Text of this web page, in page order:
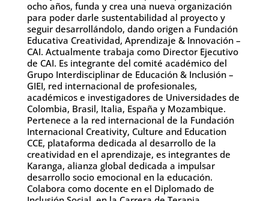
ocho años, funda y crea una nueva organización
para poder darle sustentabilidad al proyecto y
seguir desarrollándolo, dando origen a Fundación
Educativa Creatividad, Aprendizaje & Innovación –
CAI. Actualmente trabaja como Director Ejecutivo
de CAI. Es integrante del comité académico del
Grupo Interdisciplinar de Educación & Inclusión –
GIEI, red internacional de profesionales,
académicos e investigadores de Universidades de
Colombia, Brasil, Italia, España y Mozambique.
Pertenece a la red internacional de la Fundación
Internacional Creativity, Culture and Education
CCE, plataforma dedicada al desarrollo de la
creatividad en el aprendizaje, es integrantes de
Karanga, alianza global dedicada a impulsar
desarrollo socio emocional en la educación.
Colabora como docente en el Diplomado de